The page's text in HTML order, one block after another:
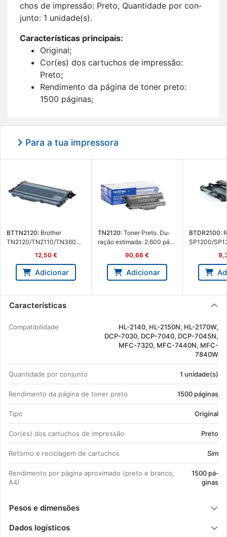
chos de im­pressão: Preto, Quan­ti­dade por con­
junto: 1 uni­dade(s).
Ca­rac­te­rís­ticas prin­ci­pais:
Ori­ginal;
Cor(es) dos car­tu­chos de im­pressão:
Preto;
Ren­di­mento da pá­gina de toner preto:
1500 pá­ginas;
1 uni­dade(s).
Para a tua impressora
BTTN2120: Brother
TN2120/TN2110/TN360
Car­tucho de Toner Ge­né­
rico Preto - BT-TN2120
12,50 €
Adicionar
TN2120: Toner Preto. Du­
ração es­ti­mada: 2.600 pá­
ginas se­gundo ISO/IEC
19752 - Brother TN2120
90,66 €
Adicionar
BT­DR2100:
SP1200/
Imagem
Características
Com­pa­ti­bi­li­dade
HL-2140, HL-2150N, HL-2170W,
DCP-7030, DCP-7040, DCP-7045N,
MFC-7320, MFC-7440N, MFC-
7840W
Quan­ti­dade por con­junto 1 uni­dade(s)
Ren­di­mento da pá­gina de toner preto 1500 pá­ginas
Tipo Ori­ginal
Cor(es) dos car­tu­chos de im­pressão Preto
Re­torno e re­ci­clagem de car­tu­chos Sim
Ren­di­mento por pá­gina apro­xi­mado (preto e branco,
A4)
1500 pá­
ginas
Pesos e dimensões
Dados logísticos